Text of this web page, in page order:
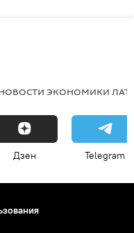
ЭКОНОМИКИ
Дзен Telegram